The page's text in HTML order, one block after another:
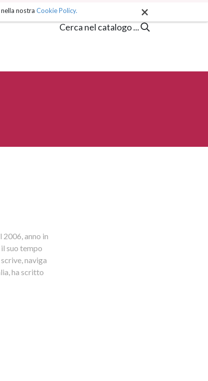
Cerca nel catalogo ...
×
nostra Cookie Policy.
anno in
suo tempo
naviga
ha scritto